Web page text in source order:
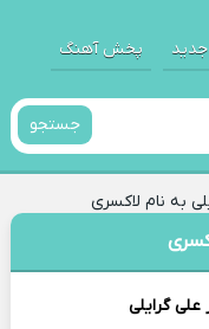
پخش آهنگ
جستجو
به نام لاکسری
علی گرایلی